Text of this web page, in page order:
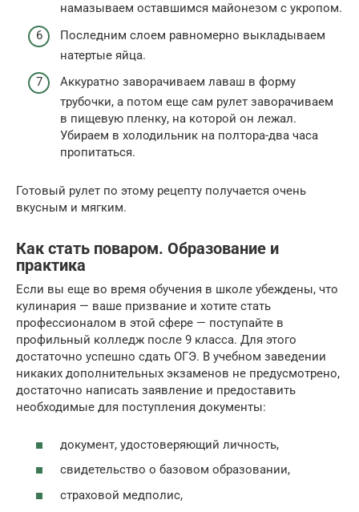
намазываем оставшимся майонезом с укропом.
Последним слоем равномерно выкладываем
натертые яйца.
Аккуратно заворачиваем лаваш в форму
трубочки, а потом еще сам рулет заворачиваем
в пищевую пленку, на которой он лежал.
Убираем в холодильник на полтора-два часа
пропитаться.
Готовый рулет по этому рецепту получается очень
вкусным и мягким.
Как стать поваром. Образование и
практика
Если вы еще во время обучения в школе убеждены, что
кулинария — ваше призвание и хотите стать
профессионалом в этой сфере — поступайте в
профильный колледж после 9 класса. Для этого
достаточно успешно сдать ОГЭ. В учебном заведении
никаких дополнительных экзаменов не предусмотрено,
достаточно написать заявление и предоставить
необходимые для поступления документы:
документ, удостоверяющий личность,
свидетельство о базовом образовании,
страховой медполис,